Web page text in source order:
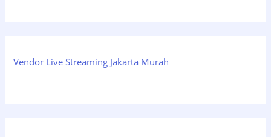
Vendor Live Streaming Jakarta Murah